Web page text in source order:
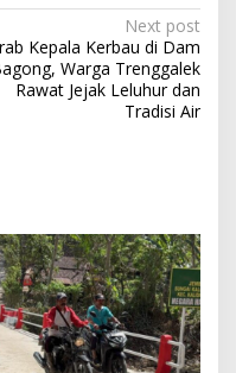
Next post
Kepala Kerbau di Dam
Warga Trenggalek
Rawat Jejak Leluhur dan
Tradisi Air